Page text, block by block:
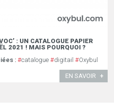
: UN CATALOGUE PAPIER
2021 ! MAIS POURQUOI ?
: #catalogue #digitail #Oxybul
EN SAVOIR